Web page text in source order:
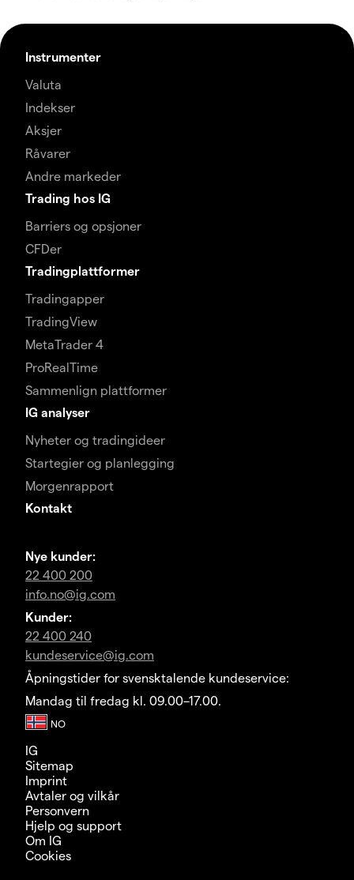
Instrumenter
Valuta
Indekser
Aksjer
Råvarer
Andre markeder
Trading hos IG
Barriers og opsjoner
CFDer
Tradingplattformer
Tradingapper
TradingView
MetaTrader 4
ProRealTime
Sammenlign plattformer
IG analyser
Nyheter og tradingideer
Startegier og planlegging
Morgenrapport
Kontakt
Nye kunder:
22 400 200
info.no@ig.com
Kunder:
22 400 240
kundeservice@ig.com
Åpningstider for svensktalende kundeservice:
Mandag til fredag kl. 09.00–17.00.
IG
Sitemap
Imprint
Avtaler og vilkår
Personvern
Hjelp og support
Om IG
Cookies